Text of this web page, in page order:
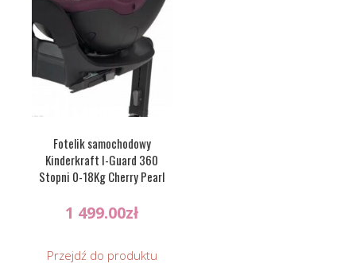
Fotelik samochodowy
Kinderkraft I-Guard 360
Stopni 0-18Kg Cherry Pearl
1 499.00zł
Przejdź do produktu